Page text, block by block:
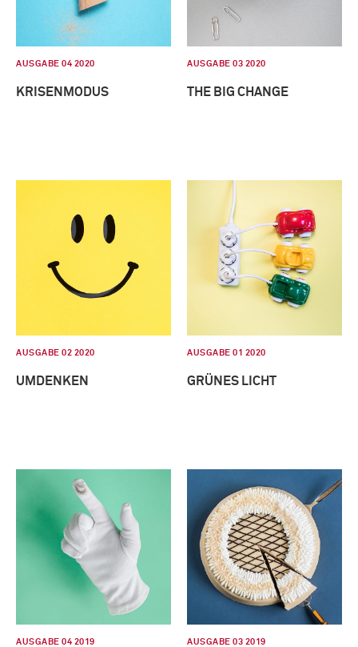
AUSGABE 04 2020
KRISENMODUS
AUSGABE 03 2020
THE BIG CHANGE
AUSGABE 02 2020
UMDENKEN
AUSGABE 01 2020
GRÜNES LICHT
AUSGABE 04 2019 AUSGABE 03 2019